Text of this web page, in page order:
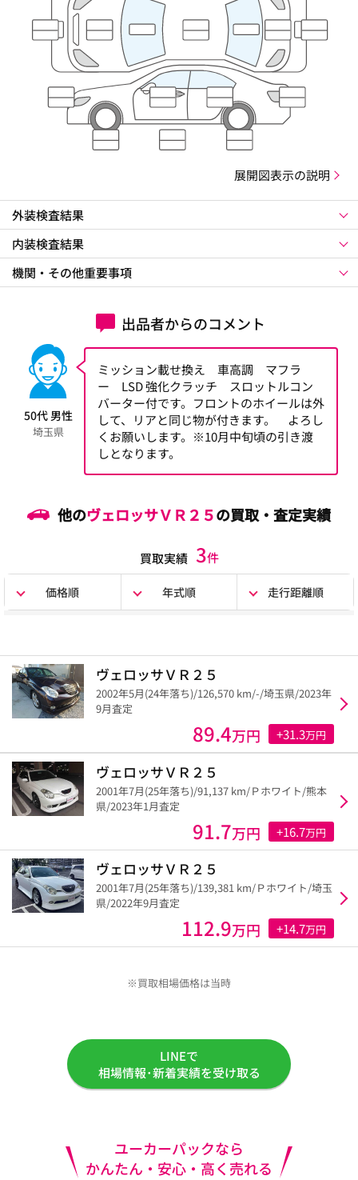
展開図表示の説明
外装検査結果
内装検査結果
機関・その他重要事項
出品者からのコメント
50代 男性
埼玉県
ミッション載せ換え 車高調 マフラ
ー LSD 強化クラッチ スロットルコン
バーター付です。フロントのホイールは外
して、リアと同じ物が付きます。 よろし
くお願いします。※10月中旬頃の引き渡
しとなります。
他のヴェロッサＶＲ２５の買取・査定実績
買取実績 3件
価格順 年式順 走行距離順
ヴェロッサＶＲ２５
2002年5月(24年落ち)/126,570 km/-/埼玉県/2023年
9月査定
89.4万円 +31.3万円
ヴェロッサＶＲ２５
2001年7月(25年落ち)/91,137 km/Ｐホワイト/熊本
県/2023年1月査定
91.7万円 +16.7万円
ヴェロッサＶＲ２５
2001年7月(25年落ち)/139,381 km/Ｐホワイト/埼玉
県/2022年9月査定
112.9万円 +14.7万円
※買取相場価格は当時
LINEで
相場情報･新着実績を受け取る
ユーカーパックなら
かんたん・安心・高く売れる